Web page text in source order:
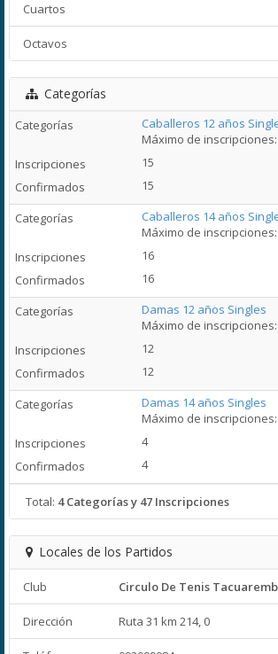
Cuartos
Octavos
Categorías
Caballeros 12 años
Máximo de
15
15
Caballeros 14 años
Máximo de
16
16
Damas 12 años Singles
Máximo de
12
12
Damas 14 años Singles
Máximo de
4
4
Total: 4 Categorías y 47 Inscripciones
Locales de los Partidos
Club Circulo De Tenis
Dirección Ruta 31 km 214, 0